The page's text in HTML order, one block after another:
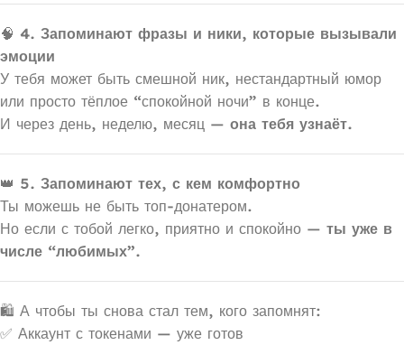
🧠 4. Запоминают фразы и ники, которые вызывали
эмоции
У тебя может быть смешной ник, нестандартный юмор
или просто тёплое “спокойной ночи” в конце.
И через день, неделю, месяц — она тебя узнаёт.
👑 5. Запоминают тех, с кем комфортно
Ты можешь не быть топ-донатером.
Но если с тобой легко, приятно и спокойно — ты уже в
числе “любимых”.
🛍 А чтобы ты снова стал тем, кого запомнят:
✅ Аккаунт с токенами — уже готов